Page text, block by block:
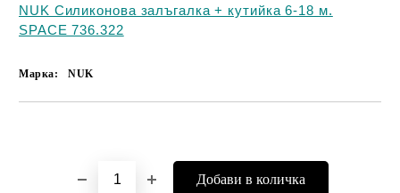
NUK Силиконова залъгалка + кутийка 6-18 м.
SPACE 736.322
Марка: NUK